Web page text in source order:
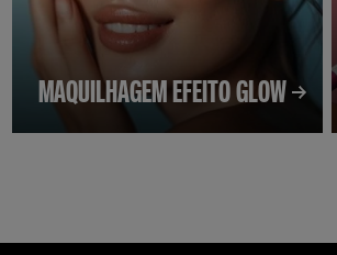
MAQUILHAGEM EFEITO GLOW